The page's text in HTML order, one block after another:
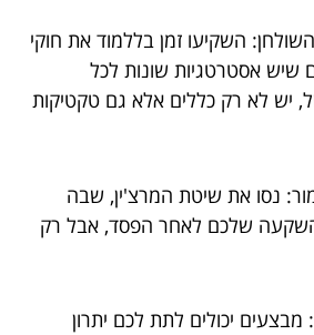
השקיעו זמן בללמוד את חוקי
אסטרטגיות שונות לכל
יש לא רק כללים אלא גם טקטיקות
נסו את שיטת המרצ'ין, שבה
שלכם לאחר הפסד, אבל רק
יכולים לתת לכם יתרון